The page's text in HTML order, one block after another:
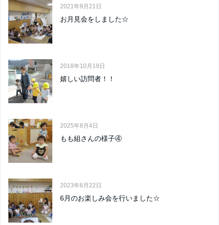
2021年9月21日
お月見会をしました☆
2018年10月19日
嬉しい訪問者！！
2025年8月4日
もも組さんの様子④
2023年6月22日
6月のお楽しみ会を行いました☆